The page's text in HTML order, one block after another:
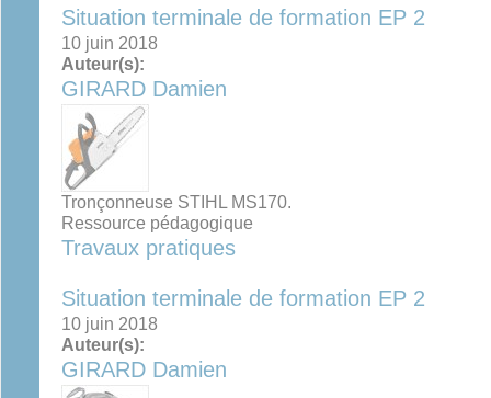
Situation terminale de formation EP 2
10 juin 2018
Auteur(s):
GIRARD Damien
Tronçonneuse STIHL MS170.
Ressource pédagogique
Travaux pratiques
Situation terminale de formation EP 2
10 juin 2018
Auteur(s):
GIRARD Damien